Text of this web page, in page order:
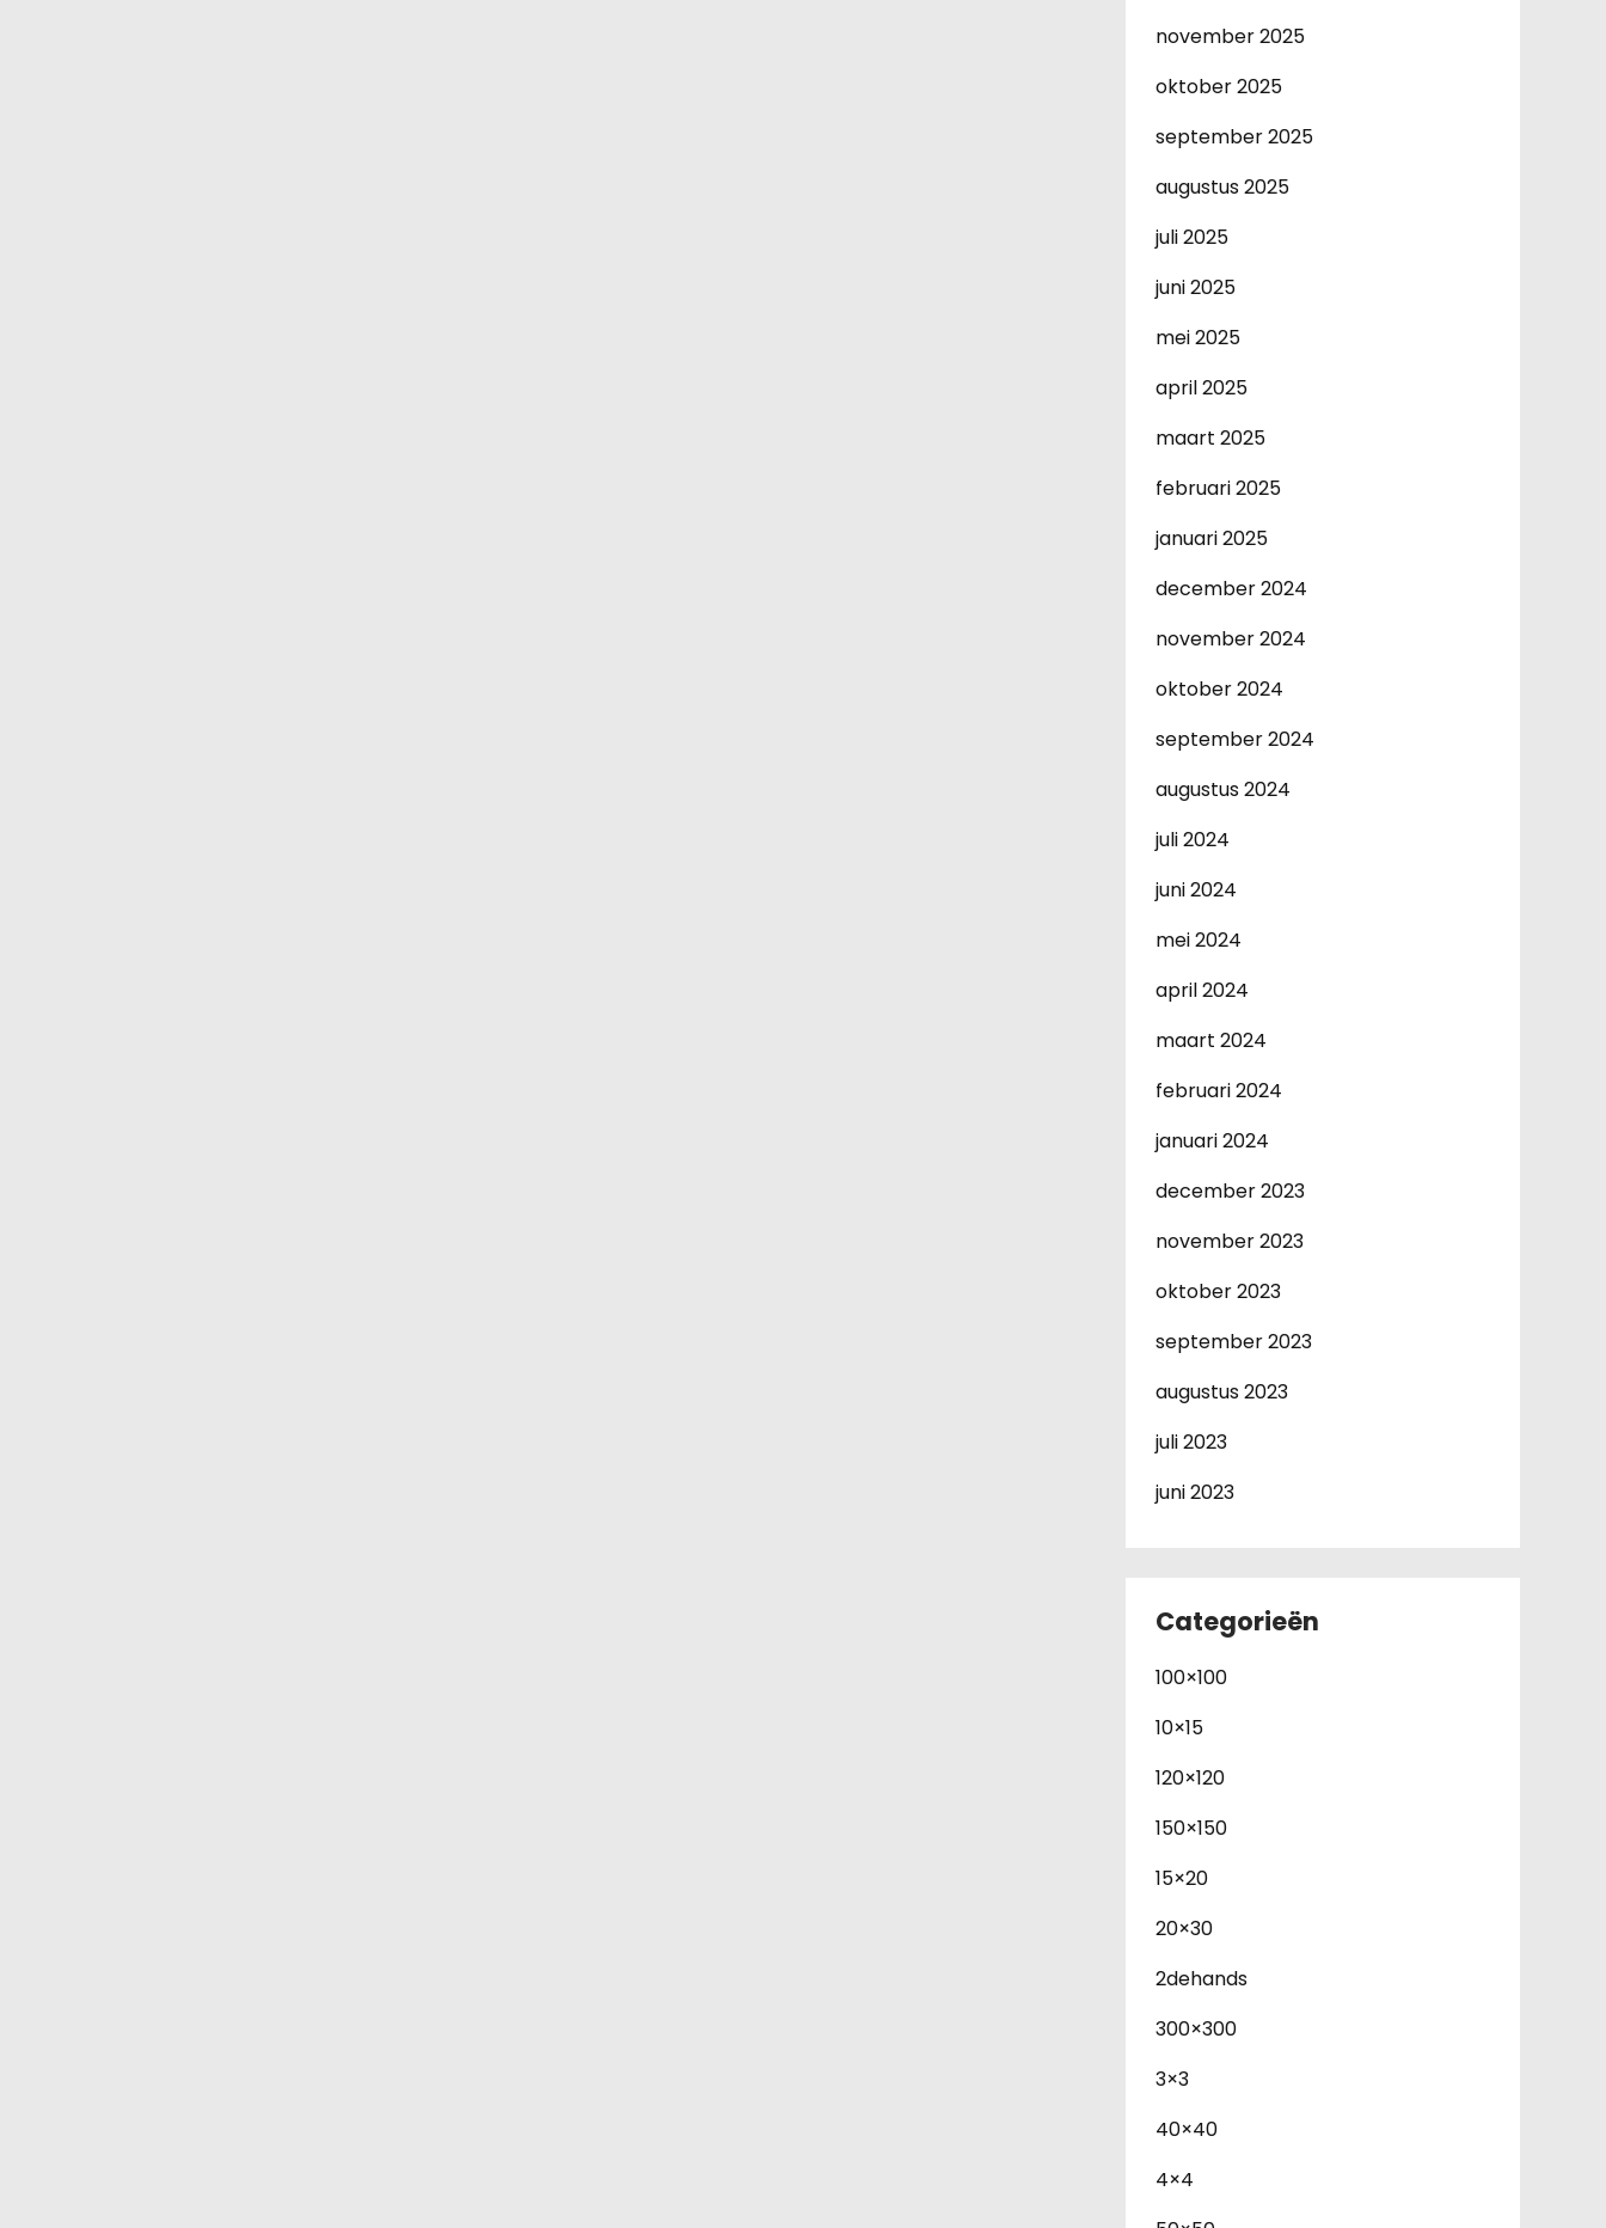
november 2025
oktober 2025
september 2025
augustus 2025
juli 2025
juni 2025
mei 2025
april 2025
maart 2025
februari 2025
januari 2025
december 2024
november 2024
oktober 2024
september 2024
augustus 2024
juli 2024
juni 2024
mei 2024
april 2024
maart 2024
februari 2024
januari 2024
december 2023
november 2023
oktober 2023
september 2023
augustus 2023
juli 2023
juni 2023
Categorieën
100×100
10×15
120×120
150×150
15×20
20×30
2dehands
300×300
3×3
40×40
4×4